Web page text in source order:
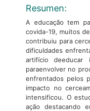
Resumen:
A educação tem
covida-19, muitos
contribuiu para
dificuldades
artifício deeducar
paraenvolver no
enfrentados pelos
impacto no
intensificou. O
ação destacando